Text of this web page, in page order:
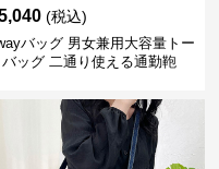
(税込)
バッグ 男女兼用大容量トー
バッグ 二通り使える通勤鞄